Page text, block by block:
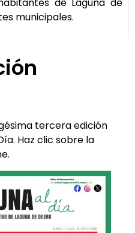
municipales.
tercera edición
Haz clic sobre la